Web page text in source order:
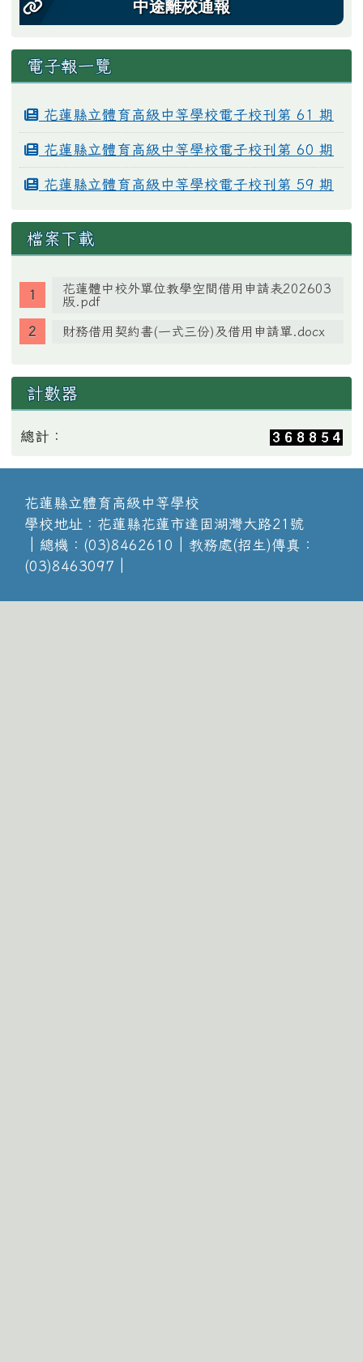
中途離校通報
電子報一覽
花蓮縣立體育高級中等學校電子校刊第 61 期
花蓮縣立體育高級中等學校電子校刊第 60 期
花蓮縣立體育高級中等學校電子校刊第 59 期
檔案下載
花蓮體中校外單位教學空間借用申請表202603
版.pdf
財務借用契約書(一式三份)及借用申請單.docx
計數器
總計：
花蓮縣立體育高級中等學校
學校地址：花蓮縣花蓮市達固湖灣大路21號
│總機：(03)8462610│教務處(招生)傳真：
(03)8463097│